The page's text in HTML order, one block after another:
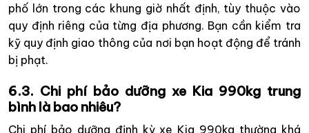
phố lớn trong các khung giờ nhất định, tùy thuộc vào
quy định riêng của từng địa phương. Bạn cần kiểm tra
kỹ quy định giao thông của nơi bạn hoạt động để tránh
bị phạt.
6.3. Chi phí bảo dưỡng xe Kia 990kg trung
bình là bao nhiêu?
Chi phí bảo dưỡng định kỳ xe Kia 990kg thường khá